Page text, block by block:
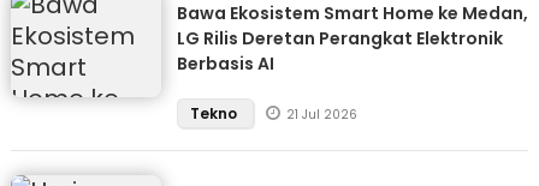
Bawa Ekosistem Smart Home ke Medan,
LG Rilis Deretan Perangkat Elektronik
Berbasis AI
Tekno 21 Jul 2026